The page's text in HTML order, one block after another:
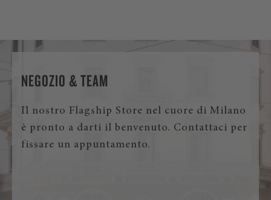
NEGOZIO & TEAM
Il nostro Flagship Store nel cuore di Milano
è pronto a darti il benvenuto. Contattaci per
fissare un appuntamento.